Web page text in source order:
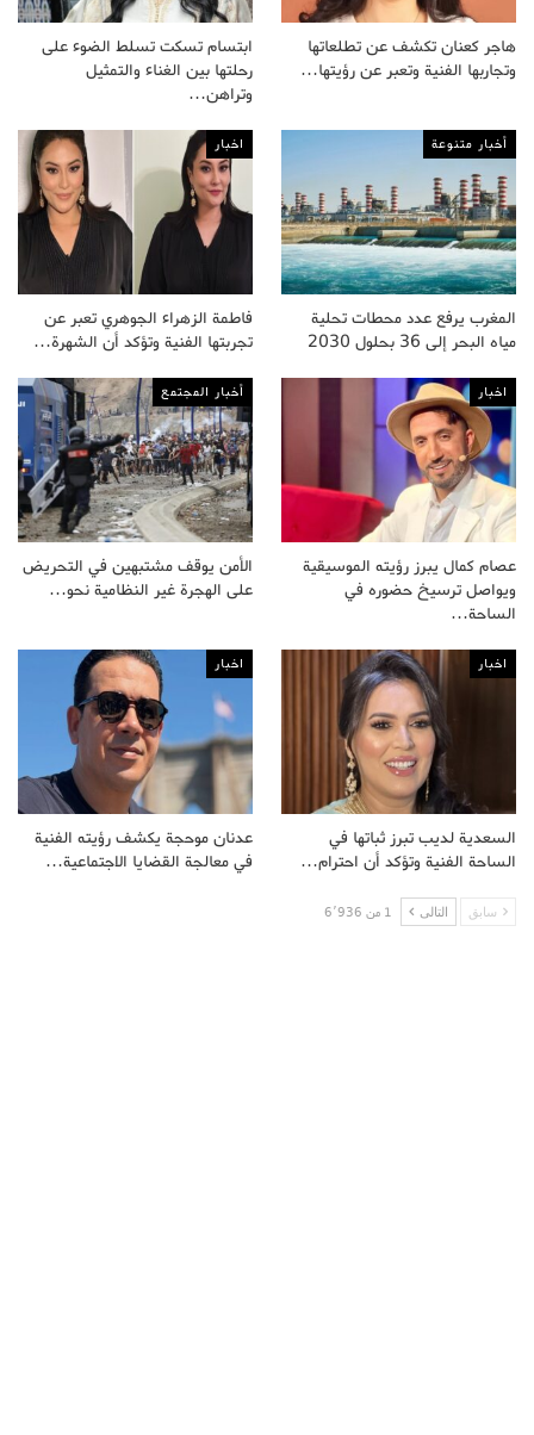
هاجر كعنان تكشف عن تطلعاتها
وتجاربها الفنية وتعبر عن رؤيتها…
ابتسام تسكت تسلط الضوء على
رحلتها بين الغناء والتمثيل
وتراهن…
أخبار متنوعة
المغرب يرفع عدد محطات تحلية
مياه البحر إلى 36 بحلول 2030
اخبار
فاطمة الزهراء الجوهري تعبر عن
تجربتها الفنية وتؤكد أن الشهرة…
اخبار
عصام كمال يبرز رؤيته الموسيقية
ويواصل ترسيخ حضوره في
الساحة…
أخبار المجتمع
الأمن يوقف مشتبهين في التحريض
على الهجرة غير النظامية نحو…
اخبار
السعدية لديب تبرز ثباتها في
الساحة الفنية وتؤكد أن احترام…
اخبار
عدنان موحجة يكشف رؤيته الفنية
في معالجة القضايا الاجتماعية…
سابق التالى 1 من 6٬936